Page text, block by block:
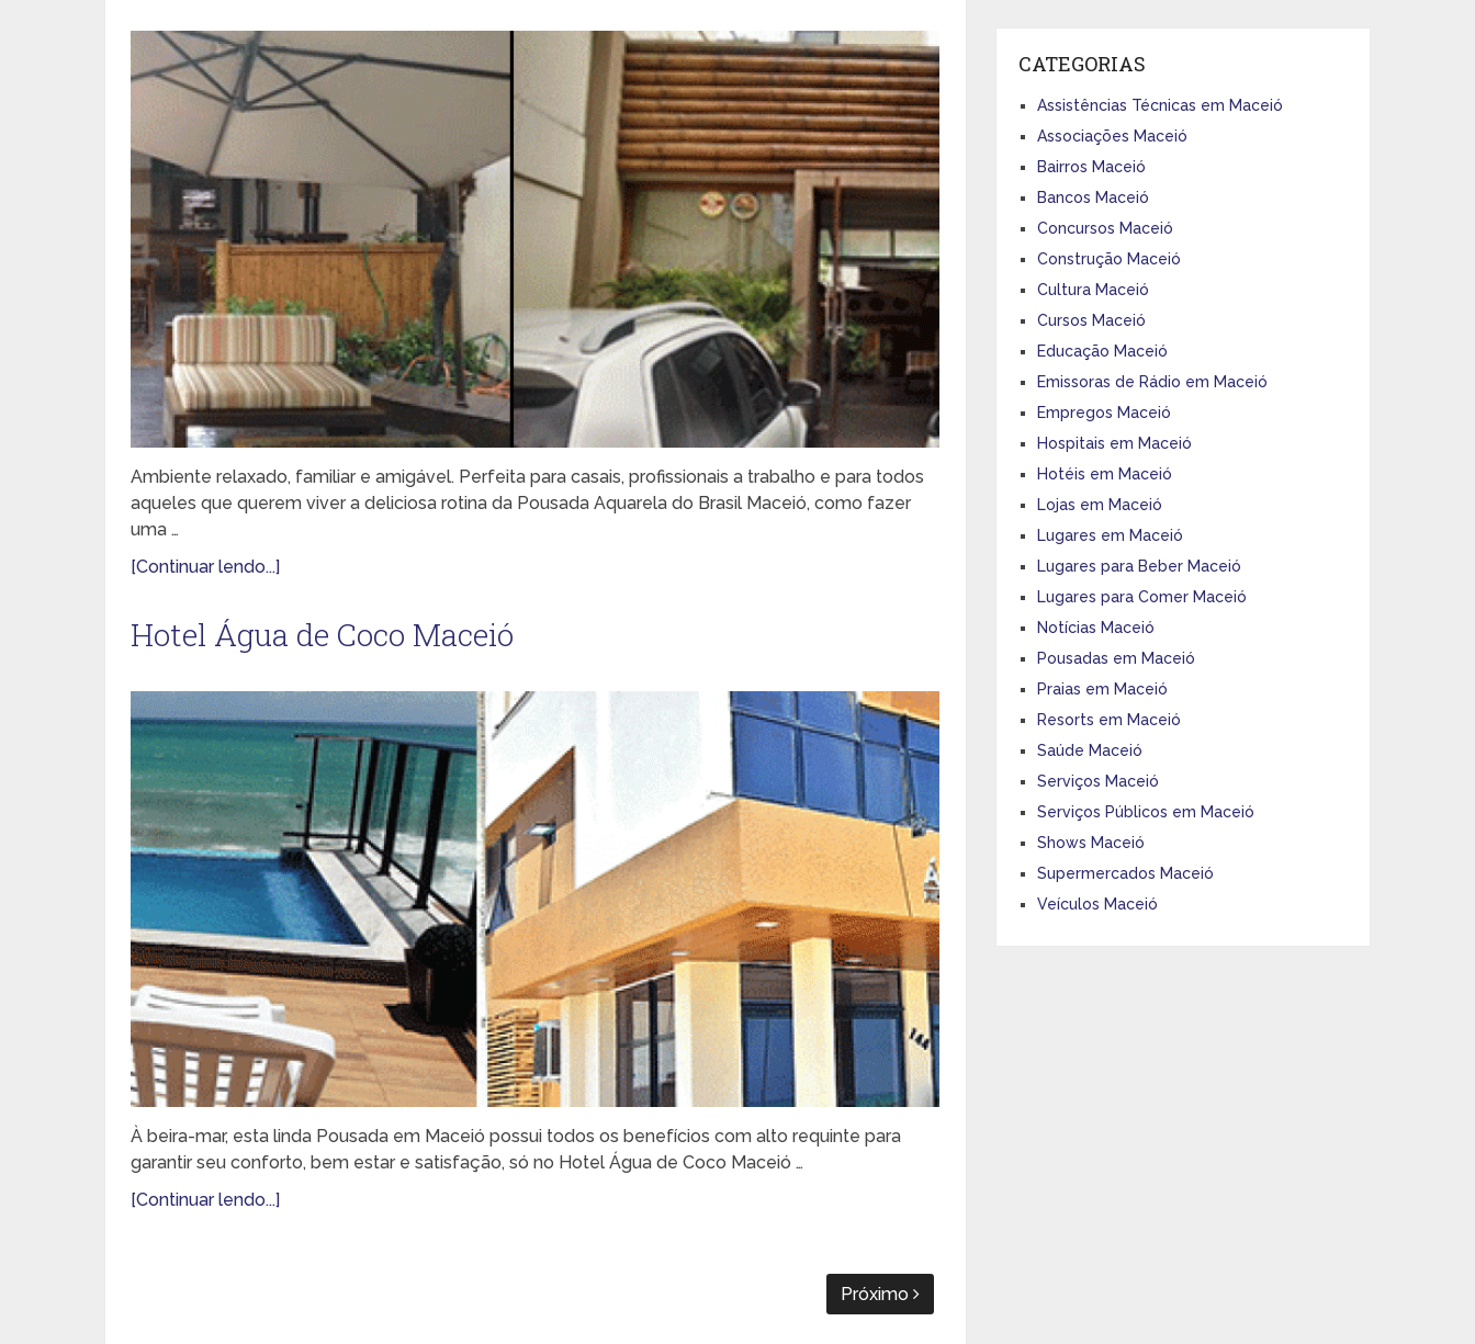
Ambiente relaxado, familiar e amigável. Perfeita para casais, profissionais a trabalho e para todos
aqueles que querem viver a deliciosa rotina da Pousada Aquarela do Brasil Maceió, como fazer
uma …
[Continuar lendo...]
Hotel Água de Coco Maceió
À beira-mar, esta linda Pousada em Maceió possui todos os benefícios com alto requinte para
garantir seu conforto, bem estar e satisfação, só no Hotel Água de Coco Maceió …
[Continuar lendo...]
Próximo
CATEGORIAS
Assistências Técnicas em Maceió
Associações Maceió
Bairros Maceió
Bancos Maceió
Concursos Maceió
Construção Maceió
Cultura Maceió
Cursos Maceió
Educação Maceió
Emissoras de Rádio em Maceió
Empregos Maceió
Hospitais em Maceió
Hotéis em Maceió
Lojas em Maceió
Lugares em Maceió
Lugares para Beber Maceió
Lugares para Comer Maceió
Notícias Maceió
Pousadas em Maceió
Praias em Maceió
Resorts em Maceió
Saúde Maceió
Serviços Maceió
Serviços Públicos em Maceió
Shows Maceió
Supermercados Maceió
Veículos Maceió